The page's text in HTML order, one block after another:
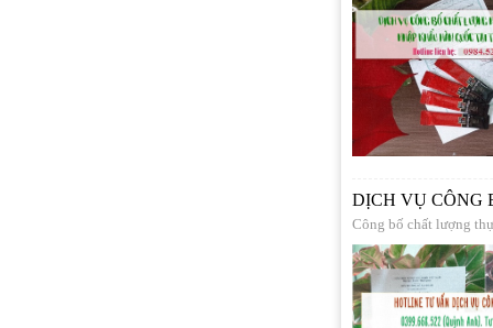
DỊCH VỤ CÔNG
Công bố chất lượng